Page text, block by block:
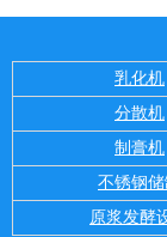
乳化机
分散机
制膏机
不锈钢
原浆发酵